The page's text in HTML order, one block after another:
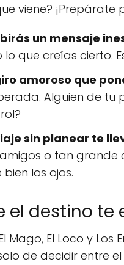
viene? ¡Prepárate
un mensaje
lo que creías cierto.
amoroso que
Alguien de tu
sin planear te
o tan grande
bien los ojos.
el destino
Mago, El Loco y
de decidir entre